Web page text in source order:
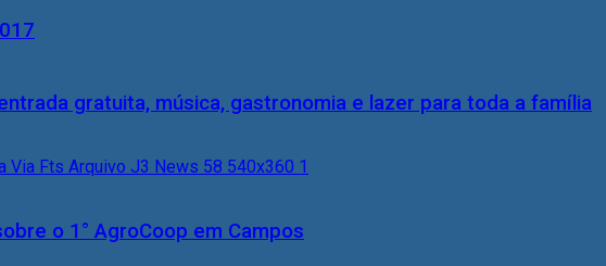
gratuita, música, gastronomia e lazer para toda a família
o 1° AgroCoop em Campos